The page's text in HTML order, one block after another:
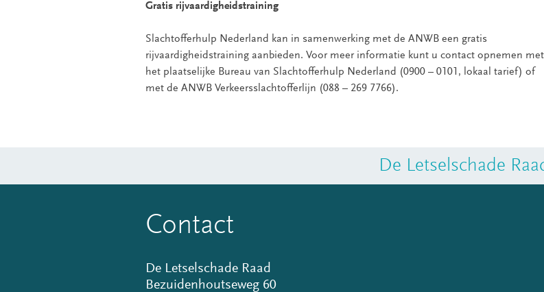
Gratis rijvaardigheidstraining
Slachtofferhulp Nederland kan in samenwerking met de ANWB een gratis
rijvaardigheidstraining aanbieden. Voor meer informatie kunt u contact opnemen met
het plaatselijke Bureau van Slachtofferhulp Nederland (0900 – 0101, lokaal tarief) of
met de ANWB Verkeersslachtofferlijn (088 – 269 7766).
De Letselschade
Contact
De Letselschade Raad
Bezuidenhoutseweg 60